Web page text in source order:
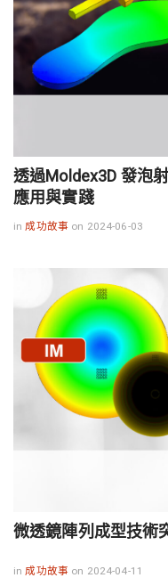
透過Moldex3D 發泡
應用與實踐
in成功故事 on 2024-06-03
微透鏡陣列成型技術
in成功故事 on 2024-04-11